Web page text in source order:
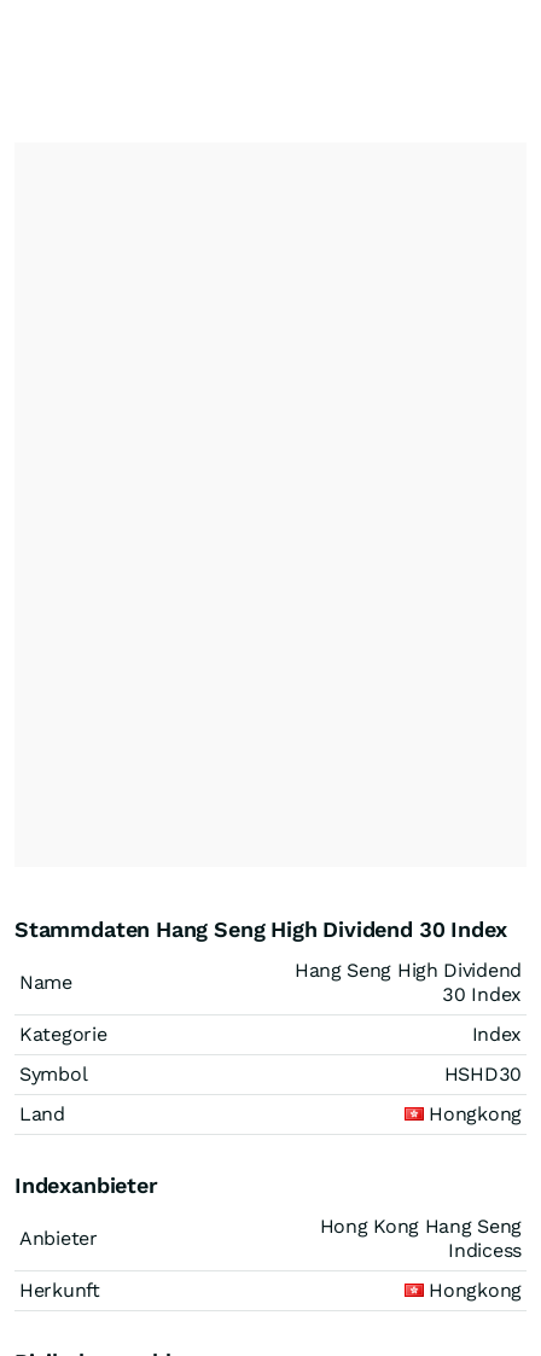
Stammdaten Hang Seng High Dividend 30 Index
Name
Hang Seng High Dividend
30 Index
Kategorie
Index
Symbol
HSHD30
Land
Hongkong
Indexanbieter
Anbieter
Hong Kong Hang Seng
Indicess
Herkunft
Hongkong